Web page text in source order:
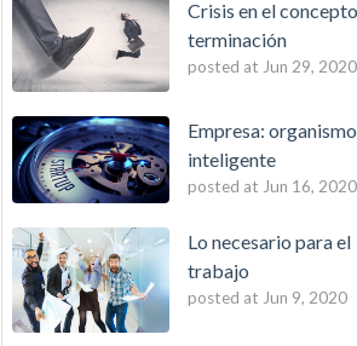
Crisis en el
terminación
posted at Jun 29, 2020
Empresa: organismo
inteligente
posted at Jun 16, 2020
Lo necesario para el
trabajo
posted at Jun 9, 2020